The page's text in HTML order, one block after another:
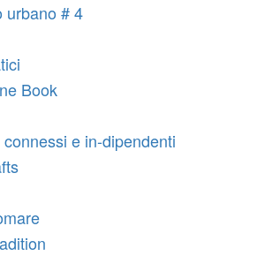
urbano # 4
Book
e in-dipendenti